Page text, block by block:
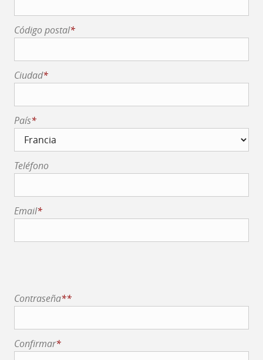
Código postal*
Ciudad*
País*
Teléfono
Email*
Contraseña**
Confirmar*